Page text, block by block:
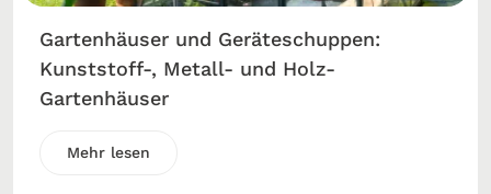
Gartenhäuser und Geräteschuppen:
Kunststoff-, Metall- und Holz-
Gartenhäuser
Mehr lesen